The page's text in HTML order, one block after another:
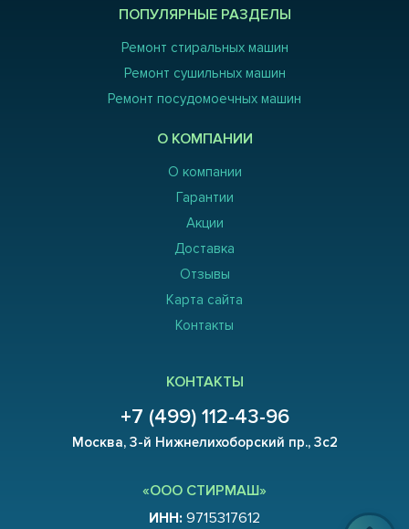
ПОПУЛЯРНЫЕ РАЗДЕЛЫ
Ремонт стиральных машин
Ремонт сушильных машин
Ремонт посудомоечных машин
О КОМПАНИИ
О компании
Гарантии
Акции
Доставка
Отзывы
Карта сайта
Контакты
КОНТАКТЫ
+7 (499) 112-43-96
Москва, 3-й Нижнелихоборский пр., 3с2
«ООО СТИРМАШ»
ИНН: 9715317612